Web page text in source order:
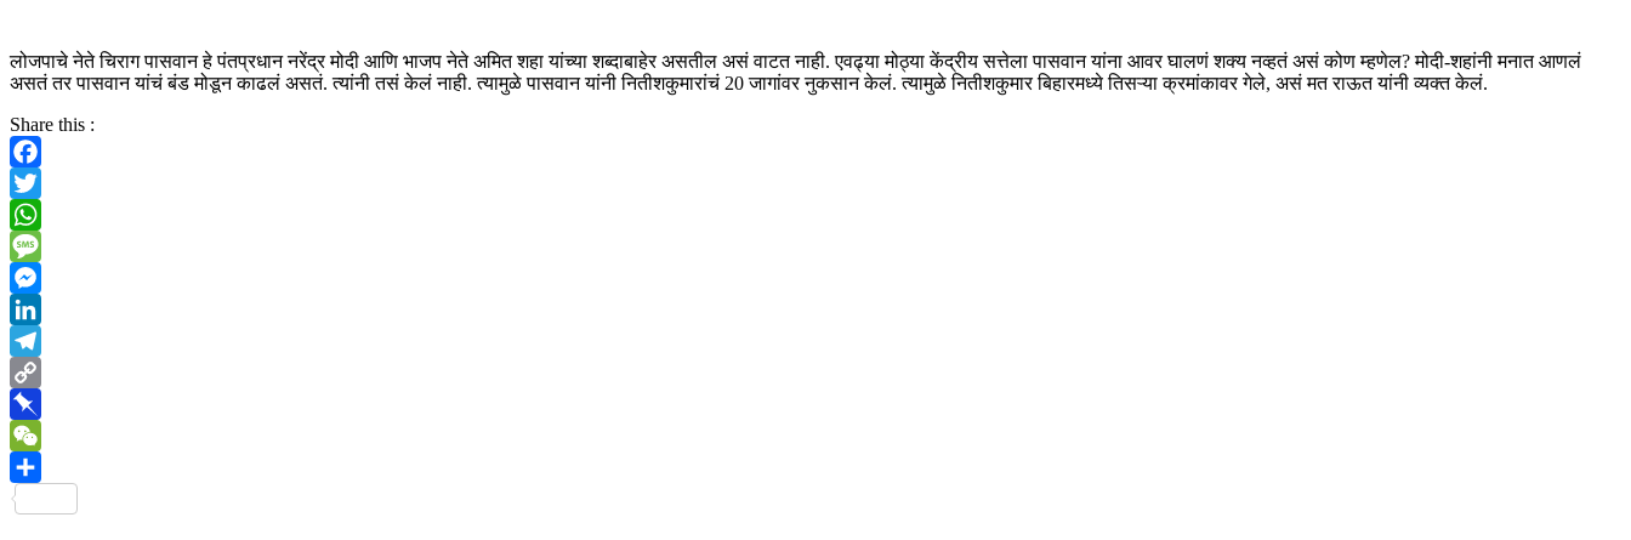
लोजपाचे नेते चिराग पासवान हे पंतप्रधान नरेंद्र मोदी आणि भाजप नेते अमित शहा यांच्या शब्दाबाहेर असतील असं वाटत नाही. एवढ्या मोठ्या केंद्रीय सत्तेला पासवान यांना आवर घालणं शक्य नव्हतं असं कोण म्हणेल? मोदी-शहांनी मनात आणलं
असतं तर पासवान यांचं बंड मोडून काढलं असतं. त्यांनी तसं केलं नाही. त्यामुळे पासवान यांनी नितीशकुमारांचं 20 जागांवर नुकसान केलं. त्यामुळे नितीशकुमार बिहारमध्ये तिसऱ्या क्रमांकावर गेले, असं मत राऊत यांनी व्यक्त केलं.
Share this :
Facebook
Twitter
WhatsApp
Message
Messenger
LinkedIn
Telegram
Copy
Link
Pinboard
WeChat